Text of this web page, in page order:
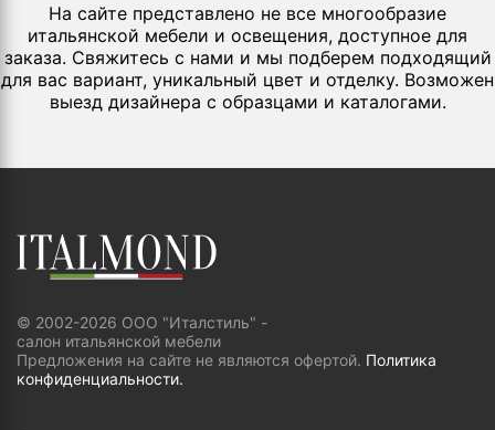
На сайте представлено не все многообразие
итальянской мебели и освещения, доступное для
заказа. Свяжитесь с нами и мы подберем подходящий
для вас вариант, уникальный цвет и отделку. Возможен
выезд дизайнера с образцами и каталогами.
© 2002-2026 ООО "Италстиль" -
салон итальянской мебели
Предложения на сайте не являются офертой. Политика
конфиденциальности.